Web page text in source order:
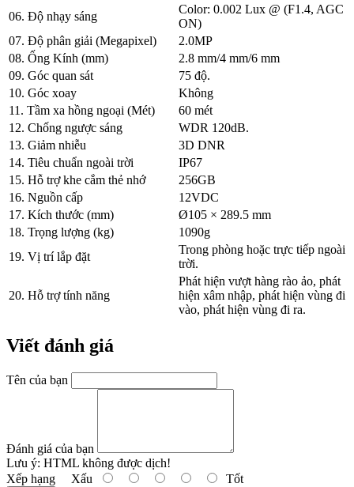
06. Độ nhạy sáng
Color: 0.002 Lux @ (F1.4, AGC
ON)
07. Độ phân giải (Megapixel)
2.0MP
08. Ống Kính (mm)
2.8 mm/4 mm/6 mm
09. Góc quan sát
75 độ.
10. Góc xoay
Không
11. Tầm xa hồng ngoại (Mét)
60 mét
12. Chống ngược sáng
WDR 120dB.
13. Giảm nhiễu
3D DNR
14. Tiêu chuẩn ngoài trời
IP67
15. Hỗ trợ khe cắm thẻ nhớ
256GB
16. Nguồn cấp
12VDC
17. Kích thước (mm)
Ø105 × 289.5 mm
18. Trọng lượng (kg)
1090g
19. Vị trí lắp đặt
Trong phòng hoặc trực tiếp ngoài
trời.
20. Hỗ trợ tính năng
Phát hiện vượt hàng rào ảo, phát
hiện xâm nhập, phát hiện vùng đi
vào, phát hiện vùng đi ra.
Viết đánh giá
Tên của bạn
Đánh giá của bạn
Lưu ý: HTML không được dịch!
Xếp hạng Xấu Tốt